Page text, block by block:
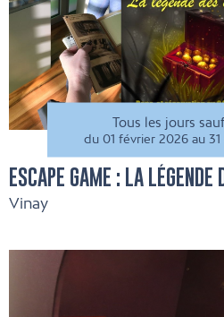
Tous les jours
du 01 février 2026 au
ESCAPE GAME : LA LÉGENDE
Vinay